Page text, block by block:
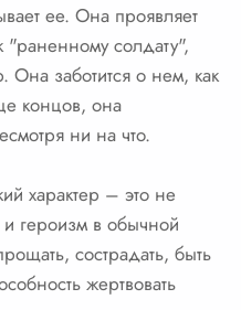
ее. Она проявляет
солдату",
Она заботится о нем, как
концов, она
ни на что.
характер – это не
героизм в обычной
сострадать, быть
жертвовать